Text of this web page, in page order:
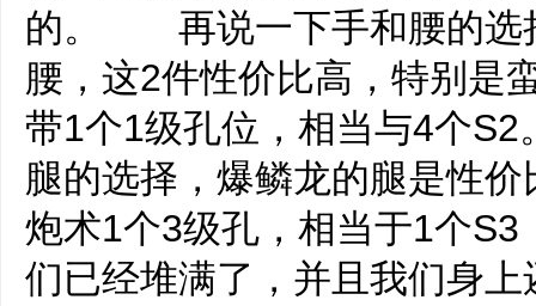
的。 再说一下手和腰的选
腰，这2件性价比高，特别是
带1个1级孔位，相当与4个
腿的选择，爆鳞龙的腿是性
炮术1个3级孔，相当于1个
们已经堆满了，并且我们身